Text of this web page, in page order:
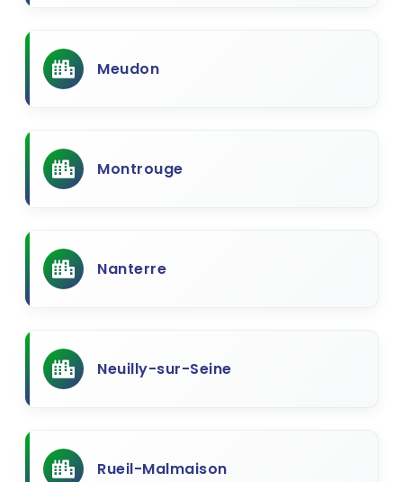
Meudon
Montrouge
Nanterre
Neuilly-sur-Seine
Rueil-Malmaison